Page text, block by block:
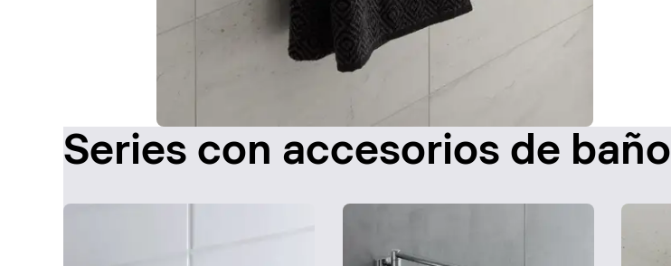
Series con accesorios de baño